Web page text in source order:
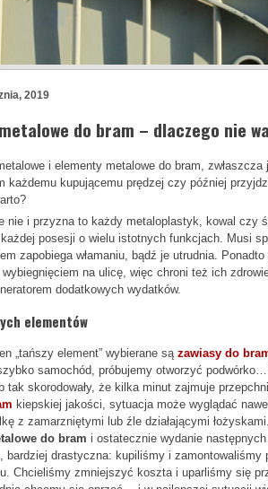
2019
do bram – dlaczego nie
i elementy metalowe do bram,
każdemu kupującemu prędzej czy później
nie i przyzna to każdy metaloplastyk, kowal czy
posesji o wielu istotnych funkcjach. Musi
zapobiega włamaniu, bądź je utrudnia.
na ulicę, więc chroni też ich
dodatkowych wydatków.
elementów
„tańszy element” wybierane sązawiasy do
samochód, próbujemy otworzyć
tak skorodowały, że kilka minut zajmuje
kiepskiej jakości, sytuacja może wyglądać
z zamarzniętymi lub źle działającymi
do bram i ostatecznie wydanie następnych
bardziej drastyczna: kupiliśmy i
Chcieliśmy zmniejszyć koszta i uparliśmy się